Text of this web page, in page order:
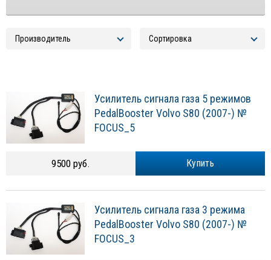
Усилитель сигнала газа 5 режимов
PedalBooster Volvo S80 (2007-) №
FOCUS_5
Купить
9500 руб.
Усилитель сигнала газа 3 режима
PedalBooster Volvo S80 (2007-) №
FOCUS_3